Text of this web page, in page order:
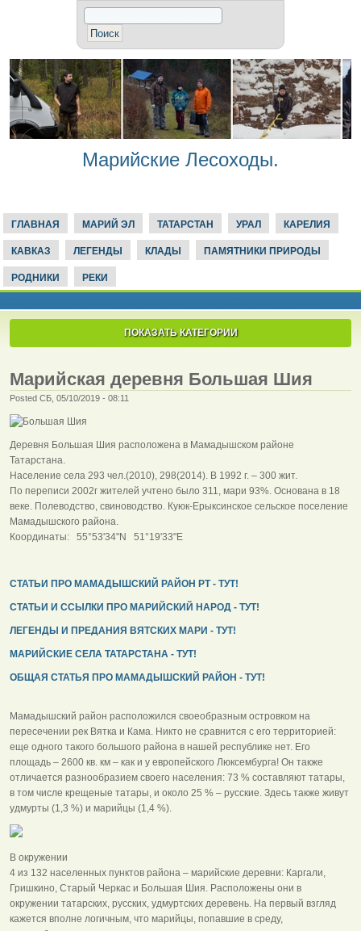
Марийские Лесоходы.
ГЛАВНАЯ МАРИЙ ЭЛ ТАТАРСТАН УРАЛ КАРЕЛИЯ
КАВКАЗ ЛЕГЕНДЫ КЛАДЫ ПАМЯТНИКИ ПРИРОДЫ
РОДНИКИ РЕКИ
ПОКАЗАТЬ КАТЕГОРИИ
Марийская деревня Большая Шия
Posted СБ, 05/10/2019 - 08:11
Деревня Большая Шия расположена в Мамадышском районе
Татарстана.
Население села 293 чел.(2010), 298(2014). В 1992 г. – 300 жит.
По переписи 2002г жителей учтено было 311, мари 93%. Основана в 18
веке. Полеводство, свиноводство. Куюк-Ерыксинское сельское поселение
Мамадышского района.
Координаты: 55°53'34"N 51°19'33"E
СТАТЬИ ПРО МАМАДЫШСКИЙ РАЙОН РТ - ТУТ!
СТАТЬИ И ССЫЛКИ ПРО МАРИЙСКИЙ НАРОД - ТУТ!
ЛЕГЕНДЫ И ПРЕДАНИЯ ВЯТСКИХ МАРИ - ТУТ!
МАРИЙСКИЕ СЕЛА ТАТАРСТАНА - ТУТ!
ОБЩАЯ СТАТЬЯ ПРО МАМАДЫШСКИЙ РАЙОН - ТУТ!
Мамадышский район расположился своеобразным островком на
пересечении рек Вятка и Кама. Никто не сравнится с его территорией:
еще одного такого большого района в нашей республике нет. Его
площадь – 2600 кв. км – как и у европейского Люксембурга! Он также
отличается разнообразием своего населения: 73 % составляют татары,
в том числе крещеные татары, и около 25 % – русские. Здесь также живут
удмурты (1,3 %) и марийцы (1,4 %).
В окружении
4 из 132 населенных пунктов района – марийские деревни: Каргали,
Гришкино, Старый Черкас и Большая Шия. Расположены они в
окружении татарских, русских, удмуртских деревень. На первый взгляд
кажется вполне логичным, что марийцы, попавшие в среду,